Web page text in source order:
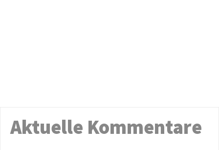
Aktuelle Kommentare